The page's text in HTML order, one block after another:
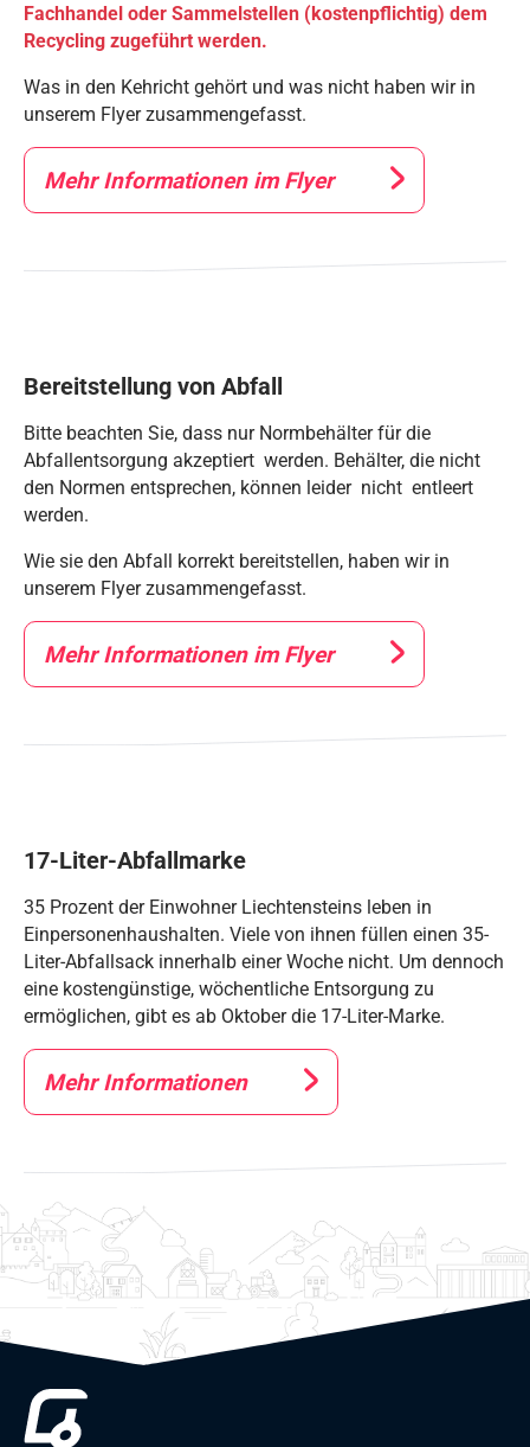
Fachhandel oder Sammelstellen (kostenpflichtig) dem
Recycling zugeführt werden.
Was in den Kehricht gehört und was nicht haben wir in
unserem Flyer zusammengefasst.
Mehr Informationen im Flyer
Bereitstellung von Abfall
Bitte beachten Sie, dass nur Normbehälter für die
Abfallentsorgung akzeptiert werden. Behälter, die nicht
den Normen entsprechen, können leider nicht entleert
werden.
Wie sie den Abfall korrekt bereitstellen, haben wir in
unserem Flyer zusammengefasst.
Mehr Informationen im Flyer
17-Liter-Abfall­marke
35 Prozent der Einwohner Liechtensteins leben in
Einpersonenhaushalten. Viele von ihnen füllen einen 35-
Liter-Abfallsack innerhalb einer Woche nicht. Um dennoch
eine kostengünstige, wöchentliche Entsorgung zu
ermöglichen, gibt es ab Oktober die 17-Liter-Marke.
Mehr Informationen